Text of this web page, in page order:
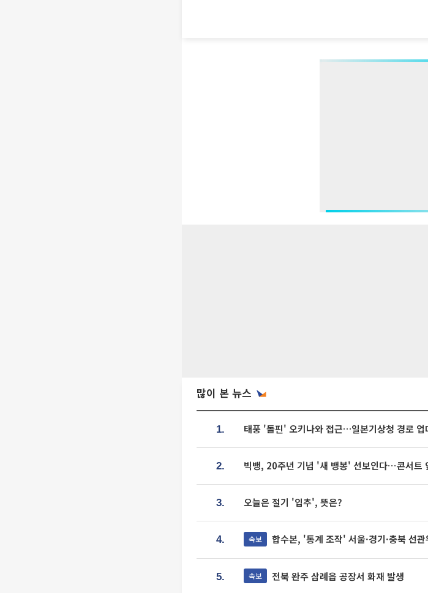
많이 본 뉴스
1. 태풍 '돌핀' 오키나와 접근…일본기상청 경로 업
2. 빅뱅, 20주년 기념 '새 뱅봉' 선보인다⋯콘서트
3. 오늘은 절기 '입추', 뜻은?
4. 속보 합수본, '통계 조작' 서울·경기·충북 선
5. 속보 전북 완주 삼례읍 공장서 화재 발생